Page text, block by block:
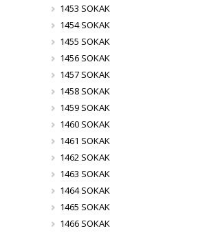
1453 SOKAK
1454 SOKAK
1455 SOKAK
1456 SOKAK
1457 SOKAK
1458 SOKAK
1459 SOKAK
1460 SOKAK
1461 SOKAK
1462 SOKAK
1463 SOKAK
1464 SOKAK
1465 SOKAK
1466 SOKAK